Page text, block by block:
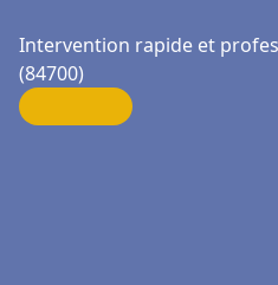
Intervention rapide et
(84700)